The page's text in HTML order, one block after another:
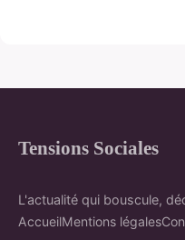
Tensions Sociales
L'actualité qui bouscule,
AccueilMentions légales